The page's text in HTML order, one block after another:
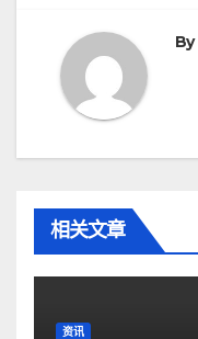
航
By
相关文章
资讯